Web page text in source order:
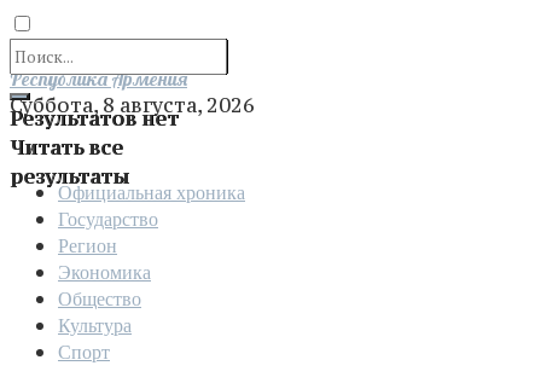
Результатов нет
Читать все
результаты
Отправить
Республика Армения
Суббота, 8 августа, 2026
Официальная хроника
Государство
Регион
Экономика
Общество
Культура
Спорт